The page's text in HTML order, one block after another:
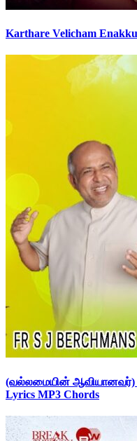
Karthare Velicham
(வல்லமையின் ஆவியானவர்)
Lyrics MP3 Chords